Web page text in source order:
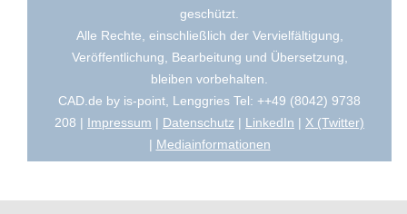
geschützt.
Alle Rechte, einschließlich der Vervielfältigung,
Veröffentlichung, Bearbeitung und Übersetzung,
bleiben vorbehalten.
CAD.de by is-point, Lenggries Tel: ++49 (8042) 9738
208 | Impressum | Datenschutz | LinkedIn | X (Twitter)
| Mediainformationen